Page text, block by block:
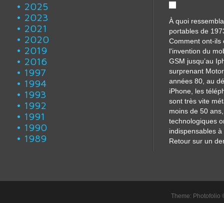
2025
2023
2021
2020
2019
2016
1997
1994
1993
1992
1991
1990
1989
À quoi
portables de
Comment ont-ils
l'invention du
GSM jusqu’au
surprenant
années 80, au
iPhone, les
sont très vite
moins de 50
technologiques
indispensables
Retour sur un
Theme: